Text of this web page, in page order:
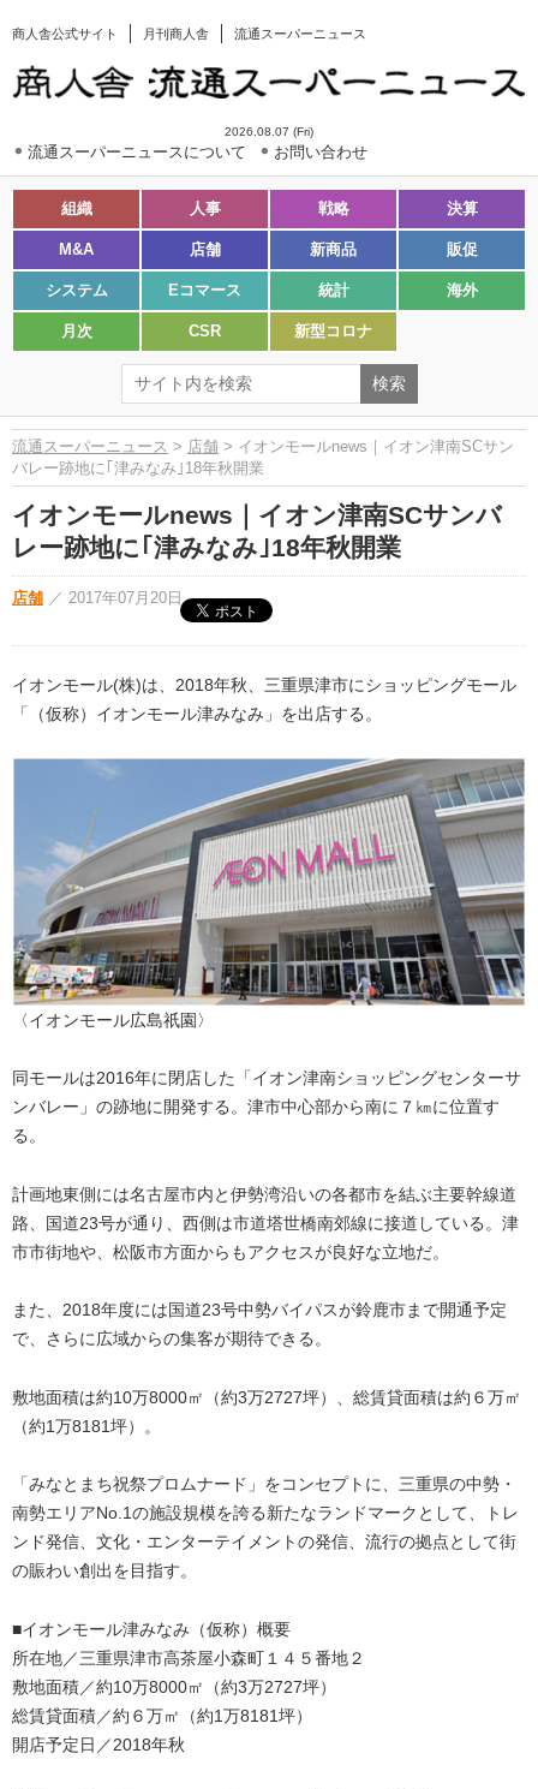
商人舎公式サイト 月刊商人舎 流通スーパーニュース
2026.08.07 (Fri)
流通スーパーニュースについて お問い合わせ
組織 人事 戦略 決算
M&A 店舗 新商品 販促
システム Eコマース 統計 海外
月次 CSR 新型コロナ
流通スーパーニュース > 店舗 > イオンモールnews｜イオン津南SCサン
バレー跡地に｢津みなみ｣18年秋開業
イオンモールnews｜イオン津南SCサンバ
レー跡地に｢津みなみ｣18年秋開業
店舗 ／ 2017年07月20日
イオンモール(株)は、2018年秋、三重県津市にショッピングモール
「（仮称）イオンモール津みなみ」を出店する。
〈イオンモール広島祇園〉
同モールは2016年に閉店した「イオン津南ショッピングセンターサ
ンバレー」の跡地に開発する。津市中心部から南に７㎞に位置す
る。
計画地東側には名古屋市内と伊勢湾沿いの各都市を結ぶ主要幹線道
路、国道23号が通り、西側は市道塔世橋南郊線に接道している。津
市市街地や、松阪市方面からもアクセスが良好な立地だ。
また、2018年度には国道23号中勢バイパスが鈴鹿市まで開通予定
で、さらに広域からの集客が期待できる。
敷地面積は約10万8000㎡（約3万2727坪）、総賃貸面積は約６万㎡
（約1万8181坪）。
「みなとまち祝祭プロムナード」をコンセプトに、三重県の中勢・
南勢エリアNo.1の施設規模を誇る新たなランドマークとして、トレ
ンド発信、文化・エンターテイメントの発信、流行の拠点として街
の賑わい創出を目指す。
■イオンモール津みなみ（仮称）概要
所在地／三重県津市高茶屋小森町１４５番地２
敷地面積／約10万8000㎡（約3万2727坪）
総賃貸面積／約６万㎡（約1万8181坪）
開店予定日／2018年秋